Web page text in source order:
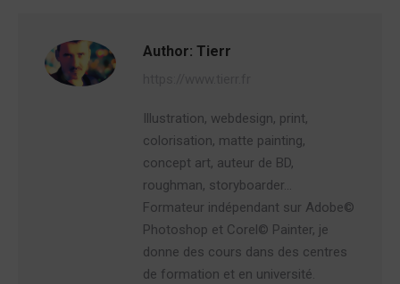
Author: Tierr
Illustration, webdesign, print,
colorisation, matte painting,
concept art, auteur de BD,
roughman, storyboarder…
Formateur indépendant sur Adobe©
Photoshop et Corel© Painter, je
donne des cours dans des centres
de formation et en université.